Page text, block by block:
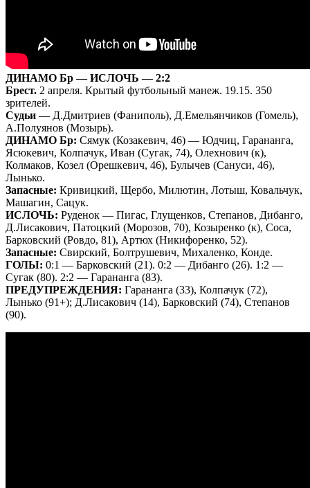
ДИНАМО Бр — ИСЛОЧЬ — 2:2
Брест. 2 апреля. Крытый футбольный манеж. 19.15. 350
зрителей.
Судьи — Д.Дмитриев (Фаниполь), Д.Емельянчиков (Гомель),
А.Полуянов (Мозырь).
ДИНАМО Бр: Сямук (Козакевич, 46) — Юдчиц, Гарананга,
Ясюкевич, Колпачук, Иван (Сугак, 74), Олехнович (к),
Колмаков, Козел (Орешкевич, 46), Булычев (Сануси, 46),
Лынько.
Запасные: Кривицкий, Щербо, Милютин, Лотыш, Ковальчук,
Машагин, Сацук.
ИСЛОЧЬ: Руденок — Пигас, Глущенков, Степанов, Дибанго,
Д.Лисакович, Патоцкий (Морозов, 70), Козыренко (к), Соса,
Барковский (Ровдо, 81), Артюх (Никифоренко, 52).
Запасные: Свирский, Болтрушевич, Михаленко, Конде.
ГОЛЫ: 0:1 — Барковский (21). 0:2 — Дибанго (26). 1:2 —
Сугак (80). 2:2 — Гарананга (83).
ПРЕДУПРЕЖДЕНИЯ: Гарананга (33), Колпачук (72),
Лынько (91+); Д.Лисакович (14), Барковский (74), Степанов
(90).